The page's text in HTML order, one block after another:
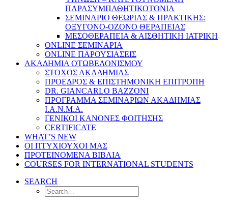
ΠΑΡΑΣΥΜΠΑΘΗΤΙΚΟΤΟΝΙΑ
ΣΕΜΙΝΑΡΙΟ ΘΕΩΡΙΑΣ & ΠΡΑΚΤΙΚΗΣ:
ΟΞΥΓΟΝΟ-ΟΖΟΝΟ ΘΕΡΑΠΕΙΑΣ
ΜΕΣΟΘΕΡΑΠΕΙΑ & ΑΙΣΘΗΤΙΚΗ ΙΑΤΡΙΚΗ
ONLINE ΣΕΜΙΝΑΡΙΑ
ONLINE ΠΑΡΟΥΣΙΑΣΕΙΣ
ΑΚΑΔΗΜΙΑ ΟΤΩΒΕΛΟΝΙΣΜΟΥ
ΣΤΟΧΟΣ ΑΚΑΔΗΜΙΑΣ
ΠΡΟΕΔΡΟΣ & ΕΠΙΣΤΗΜΟΝΙΚΗ ΕΠΙΤΡΟΠΗ
DR. GIANCARLO BAZZONI
ΠΡΟΓΡΑΜΜΑ ΣΕΜΙΝΑΡΙΩΝ ΑΚΑΔΗΜΙΑΣ
Ι.Α.Ν.Μ.Α.
ΓΕΝΙΚΟΙ ΚΑΝΟΝΕΣ ΦΟΙΤΗΣΗΣ
CERTIFICATE
WHAT’S NEW
ΟΙ ΠΤΥΧΙΟΥΧΟΙ ΜΑΣ
ΠΡΟΤΕΙΝΟΜΕΝΑ ΒΙΒΛΙΑ
COURSES FOR INTERNATIONAL STUDENTS
SEARCH